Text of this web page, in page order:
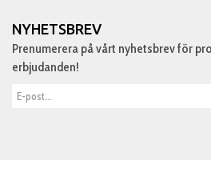
NYHETSBREV
Prenumerera på vårt nyhetsbrev för
erbjudanden!